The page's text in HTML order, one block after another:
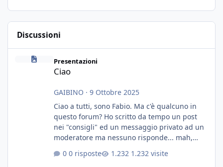
Discussioni
Presentazioni
Ciao
GAIBINO · 9 Ottobre 2025
Ciao a tutti, sono Fabio. Ma c'è qualcuno in
questo forum? Ho scritto da tempo un post
nei "consigli" ed un messaggio privato ad un
moderatore ma nessuno risponde... mah,
0 risposte 1.232 visite